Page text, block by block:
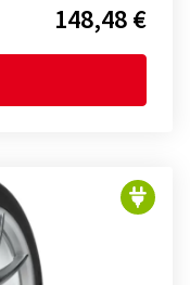
148,48 €